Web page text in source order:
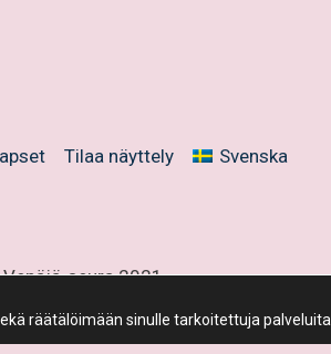
Tilaa näyttely Svenska
seura 2021
räätälöimään sinulle tarkoitettuja palveluita.